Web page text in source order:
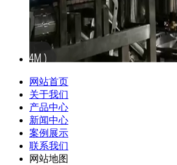
网站首页
关于我们
产品中心
新闻中心
案例展示
联系我们
网站地图